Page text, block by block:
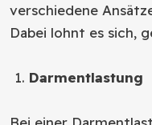
verschiedene
Dabei lohnt es sich,
Darmentlastung